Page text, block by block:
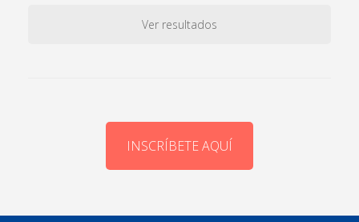
Ver resultados
INSCRÍBETE AQUÍ